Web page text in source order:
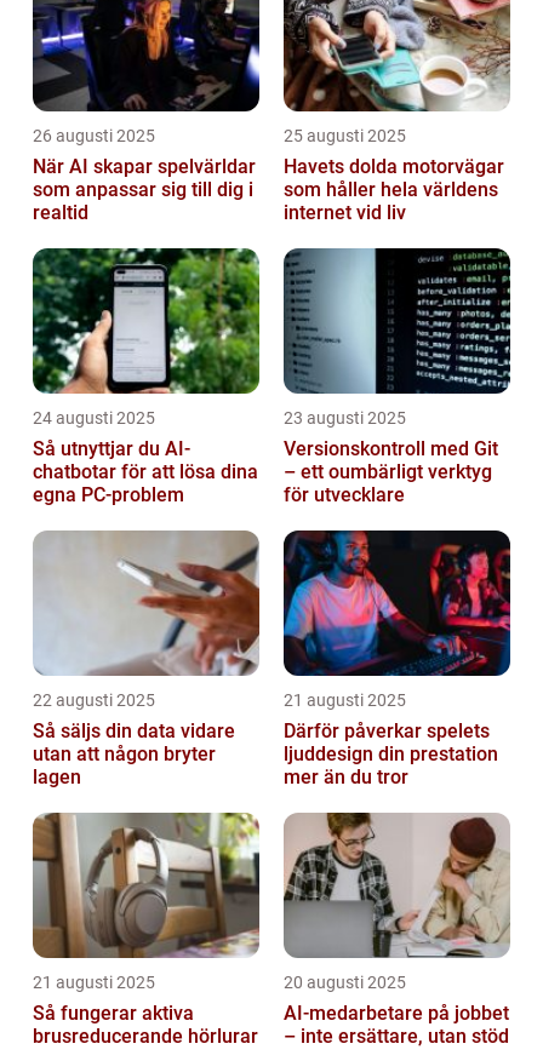
26 augusti 2025
När AI skapar spelvärldar
som anpassar sig till dig i
realtid
25 augusti 2025
Havets dolda motorvägar
som håller hela världens
internet vid liv
24 augusti 2025
Så utnyttjar du AI-
chatbotar för att lösa dina
egna PC-problem
23 augusti 2025
Versionskontroll med Git
– ett oumbärligt verktyg
för utvecklare
22 augusti 2025
Så säljs din data vidare
utan att någon bryter
lagen
21 augusti 2025
Därför påverkar spelets
ljuddesign din prestation
mer än du tror
21 augusti 2025
Så fungerar aktiva
brusreducerande hörlurar
20 augusti 2025
AI‑medarbetare på jobbet
– inte ersättare, utan stöd